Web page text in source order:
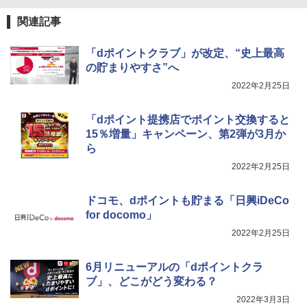
関連記事
「dポイントクラブ」が改定、“史上最高
の貯まりやすさ”へ
2022年2月25日
「dポイント提携店でポイント交換すると
15％増量」キャンペーン、第2弾が3月か
ら
2022年2月25日
ドコモ、dポイントも貯まる「日興iDeCo
for docomo」
2022年2月25日
6月リニューアルの「dポイントクラ
ブ」、どこがどう変わる？
2022年3月3日